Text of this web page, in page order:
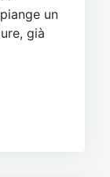
un
già